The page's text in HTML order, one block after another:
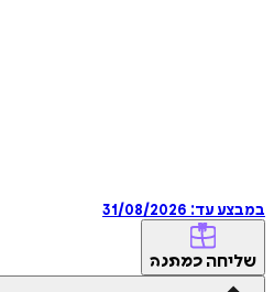
במבצע עד: 31/08/2026
שליחה כמתנה